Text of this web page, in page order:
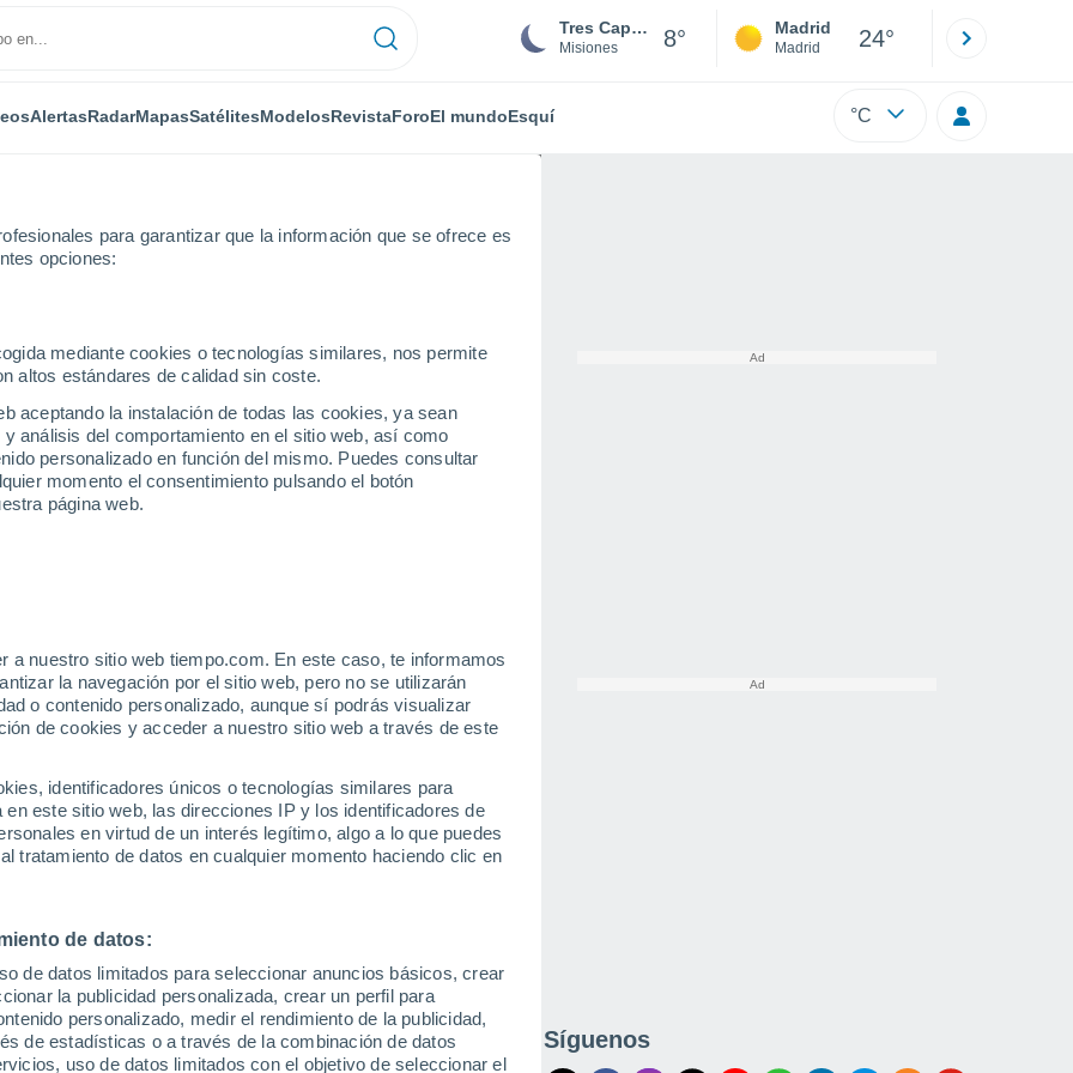
para garantizar que la información que se ofrece es
opciones:
mediante cookies o tecnologías similares, nos permite
altos estándares de calidad sin coste.
aceptando la instalación de todas las cookies, ya sean
análisis del comportamiento en el sitio web, así como
personalizado en función del mismo. Puedes consultar
momento el consentimiento pulsando el botón
página web.
nuestro sitio web tiempo.com. En este caso, te informamos
la navegación por el sitio web, pero no se utilizarán
o contenido personalizado, aunque sí podrás visualizar
de cookies y acceder a nuestro sitio web a través de este
identificadores únicos o tecnologías similares para
este sitio web, las direcciones IP y los identificadores de
en virtud de un interés legítimo, algo a lo que puedes
tratamiento de datos en cualquier momento haciendo clic en
de datos:
de datos limitados para seleccionar anuncios básicos, crear
la publicidad personalizada, crear un perfil para
personalizado, medir el rendimiento de la publicidad,
de estadísticas o a través de la combinación de datos
uso de datos limitados con el objetivo de seleccionar el
Tres Capones
Misiones 8° Madrid
Madrid 24°
AlertasRadarMapasSatélitesModelosRevistaForoEl mundoEsquí °C
...
13%
Por horas
temperatura Radar de lluvia Satélites Modelos
12 Ago
90%
Jueves
13 Ago
90%
14 Ago
15 Ago
70%
Síguenos